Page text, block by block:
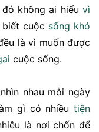
không ai hiểu vì
cuộc sống khó
là vì muốn được
cuộc sống.
nhau mỗi ngày
gì có nhiềutiện
là nơi chốn để